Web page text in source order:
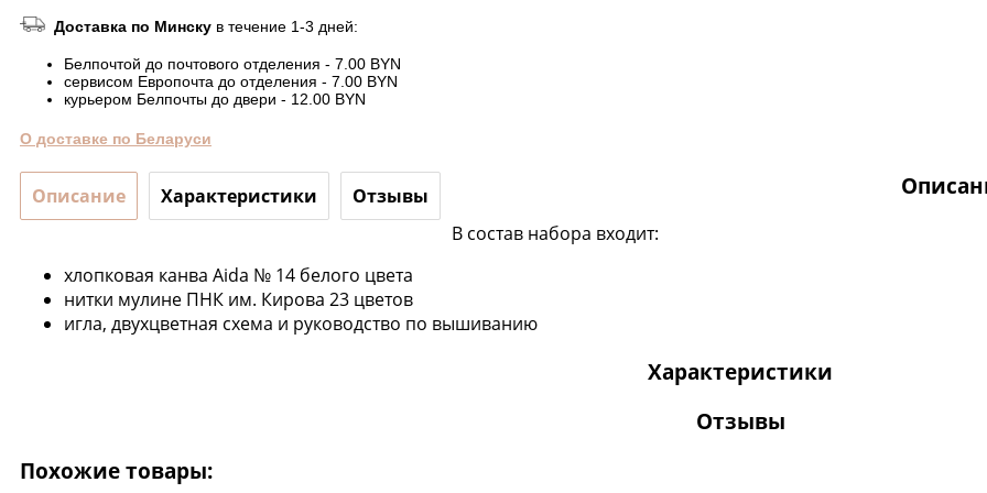
Доставка по Минску в течение 1-3 дней:
Белпочтой до почтового отделения - 7.00 BYN
сервисом Европочта до отделения - 7.00 BYN
курьером Белпочты до двери - 12.00 BYN
О доставке по Беларуси
Описание Характеристики Отзывы
В состав набора входит:
хлопковая канва Aida № 14 белого цвета
нитки мулине ПНК им. Кирова 23 цветов
игла, двухцветная схема и руководство по вышиванию
Характеристики
Отзывы
Похожие товары: